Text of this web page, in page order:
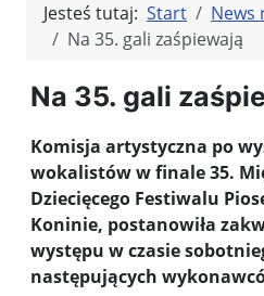
Jesteś tutaj: Start
News
Na 35. gali zaśpiewają
Na 35. gali
Komisja artystyczna po
wokalistów w finale 35.
Dziecięcego Festiwalu
Koninie, postanowiła
występu w czasie
następujących